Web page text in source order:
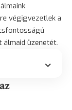
végigvezetlek a
álmaid üzenetét.